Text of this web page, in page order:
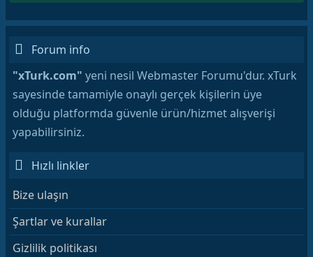
Forum info
"xTurk.com" yeni nesil Webmaster Forumu'dur. xTurk
sayesinde tamamiyle onaylı gerçek kişilerin üye
olduğu platformda güvenle ürün/hizmet alışverişi
yapabilirsiniz.
Hızlı linkler
Bize ulaşın
Şartlar ve kurallar
Gizlilik politikası